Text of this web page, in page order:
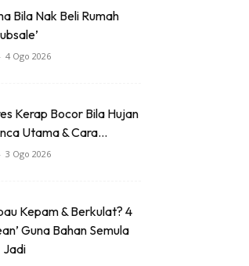
Bila Nak Beli Rumah
- 4 Ogo 2026
Kerap Bocor Bila Hujan
Utama & Cara...
- 3 Ogo 2026
Kepam & Berkulat? 4
Guna Bahan Semula
Jadi